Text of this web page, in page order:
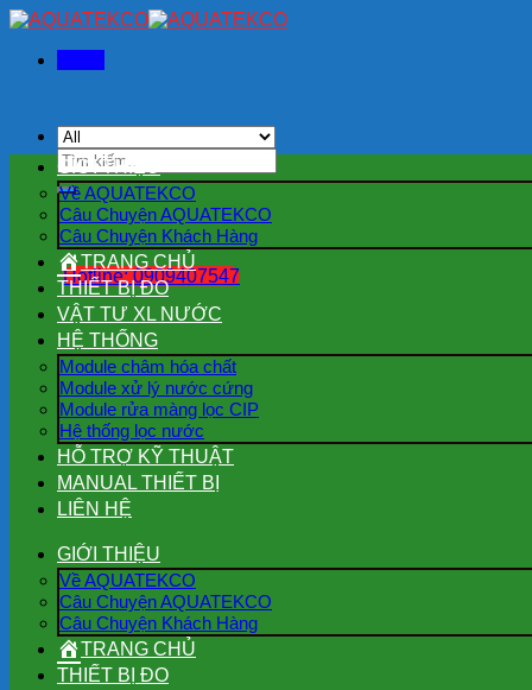
Skip
content
Tìm
kiếm:
Hotline: 0909407547
GIỚI THIỆU
Về AQUATEKCO
Câu Chuyện AQUATEKCO
Câu Chuyện Khách Hàng
TRANG CHỦ
THIẾT BỊ ĐO
VẬT TƯ XL NƯỚC
HỆ THỐNG
Module châm hóa chất
Module xử lý nước cứng
Module rửa màng lọc CIP
Hệ thống lọc nước
HỖ TRỢ KỸ THUẬT
MANUAL THIẾT BỊ
LIÊN HỆ
GIỚI THIỆU
Về AQUATEKCO
Câu Chuyện AQUATEKCO
Câu Chuyện Khách Hàng
TRANG CHỦ
THIẾT BỊ ĐO